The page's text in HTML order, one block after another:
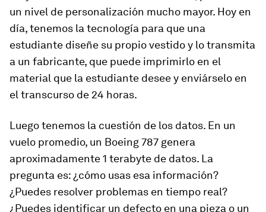
un nivel de personalización mucho mayor. Hoy en
día, tenemos la tecnología para que una
estudiante diseñe su propio vestido y lo transmita
a un fabricante, que puede imprimirlo en el
material que la estudiante desee y enviárselo en
el transcurso de 24 horas.
Luego tenemos la cuestión de los datos. En un
vuelo promedio, un Boeing 787 genera
aproximadamente 1 terabyte de datos. La
pregunta es: ¿cómo usas esa información?
¿Puedes resolver problemas en tiempo real?
¿Puedes identificar un defecto en una pieza o un